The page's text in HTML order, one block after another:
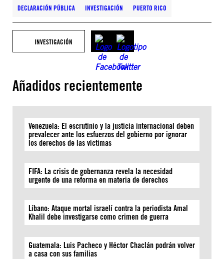
DECLARACIÓN PÚBLICA INVESTIGACIÓN PUERTO RICO
INVESTIGACIÓN
Añadidos recientemente
Venezuela: El escrutinio y la justicia internacional deben
prevalecer ante los esfuerzos del gobierno por ignorar
los derechos de las víctimas
FIFA: La crisis de gobernanza revela la necesidad
urgente de una reforma en materia de derechos
Líbano: Ataque mortal israelí contra la periodista Amal
Khalil debe investigarse como crimen de guerra
Guatemala: Luis Pacheco y Héctor Chaclán podrán volver
a casa con sus familias